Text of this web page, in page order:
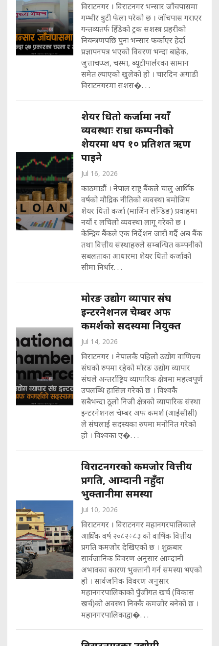
विराटनगर । विराटनगर भन्सार जाँचपासमा
गम्भीर त्रुटी फेला परेको छ । जाँचपास गराएर
गन्तव्यतर्फ हिँडेको ट्रक सशस्त्र प्रहरीको
नियन्त्रणपछि पुनः भन्सार फर्काएर हेर्दा
प्रज्ञापनपत्र भएको विवरण भन्दा बाहेक,
जुत्ताचप्प्ल, चस्मा, ब्यूटीपार्लरका सामान
समेत ल्याएको खुलेको हो । चारदिन अगाडी
विराटनगरमा सशस�. . .
शेयर धितो कर्जामा नयाँ
व्यवस्थाः राम्रा कम्पनीको
शेयरमा थप १० प्रतिशत ऋण
पाइने
Jul 16, 2026
काठमाडौं । नेपाल राष्ट्र बैंकले चालु आर्थिक
वर्षको मौद्रिक नीतिको व्यवस्था बमोजिम
शेयर धितो कर्जा (मार्जिन लेन्डिङ) प्रवाहमा
नयाँ र लचिलो व्यवस्था लागू गरेको छ ।
केन्द्रिय बैंकले एक निर्देशन जारी गर्दै अब बैंक
तथा वित्तीय संस्थाहरुले सम्बन्धित कम्पनीको
सबलताका आधारमा शेयर धितो कर्जाको
सीमा निर्धार. . .
मोरङ उद्योग व्यापार संघ
इन्टरनेशनल चेम्बर अफ
कमर्शको सदस्यमा नियुक्त
Jul 14, 2026
विराटनगर । नेपालकै पहिलो उद्योग वाणिज्य
संघको रुपमा रहेको मोरङ उद्योग व्यापार
संघले अन्तर्राष्ट्रिय व्यापारिक क्षेत्रमा महत्वपूर्ण
उपलब्धि हासिल गरेको छ । विश्वकै
सबैभन्दा ठूलो निजी क्षेत्रको व्यापारिक संस्था
इन्टरनेशनल चेम्बर अफ कमर्श (आईसीसी)
ले संघलाई सदस्यका रुपमा मनोनित गरेको
हो । विश्वका ए�. . .
विराटनगरको कमजोर वित्तीय
प्रगति, आम्दानी नहुँदा
भुक्तानीमा समस्या
Jul 10, 2026
विराटनगर । विराटनगर महानगरपालिकाले
आर्थिक वर्ष २०८२÷८३ को वार्षिक वित्तीय
प्रगति कमजोर देखिएको छ । शुक्रबार
सार्वजानिक विवरण अनुसार आम्दानी
अभावका कारण भुक्तानी गर्न समस्या भएको
हो । सार्वजनिक विवरण अनुसार
महानगरपालिकाको पुँजीगत खर्च (विकास
खर्च)को अवस्था निक्कै कमजोर बनेको छ ।
महानगरपालिकाद्वा�. . .